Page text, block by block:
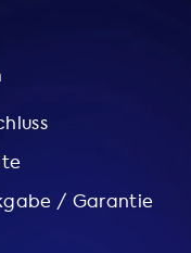
/ Garantie